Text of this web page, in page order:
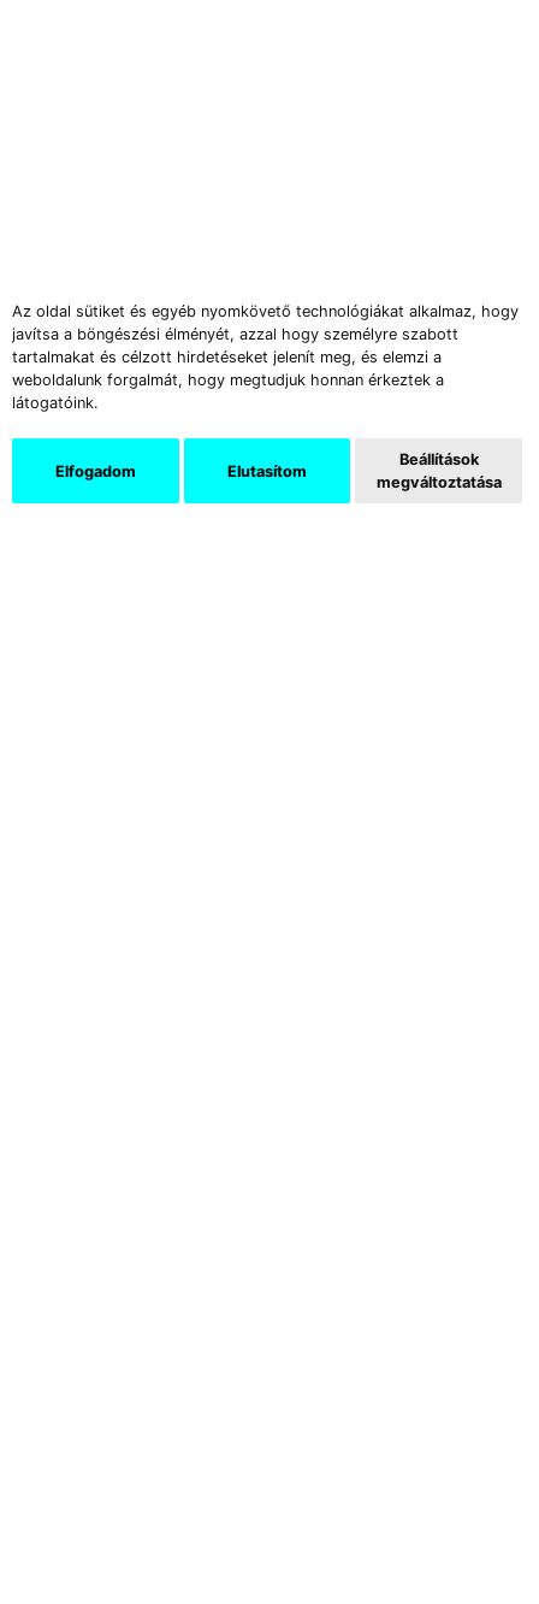
Az oldal sütiket és egyéb nyomkövető technológiákat alkalmaz, hogy
javítsa a böngészési élményét, azzal hogy személyre szabott
tartalmakat és célzott hirdetéseket jelenít meg, és elemzi a
weboldalunk forgalmát, hogy megtudjuk honnan érkeztek a
látogatóink.
Elfogadom Elutasítom
Beállítások
megváltoztatása